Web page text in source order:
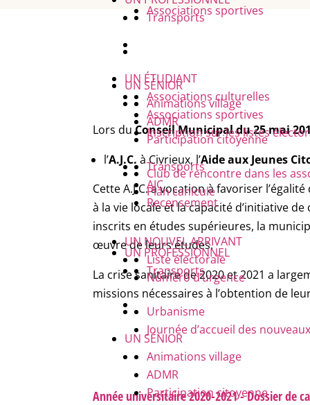
Associations sportives
UN ÉTUDIANT
Associations culturelles
Associations sportives
Inscription sur les listes
Transports
AJC
Recensement
UN PROFESSIONNEL
Transports
UN SÉNIOR
Animations village
ADMR
Participation citoyenne
Transports
UN SÉNIOR
Animations village
ADMR
Participation citoyenne
Club de rencontre dans les
Plan canicule
UN NOUVEL ARRIVANT
Liste électorale
Numéro d’urgence
Urbanisme
Journée d’accueil des
Lors duConseil Municipal du 25 mai
l’A.J.C. à Civrieux, l’Aide aux Jeunes
Cette A.J.C. a vocation à favoriser
à la vie locale et la capacité d’initiative
inscrits en études supérieures, la
œuvre de leurs études.
La crise sanitaire de 2020 et 2021 a
missions nécessaires à l’obtention de
Année universitaire 2020-2021 - Dossier de